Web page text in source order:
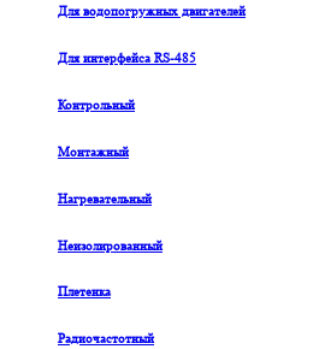
Для водопогружных двигателей
Для интерфейса RS-485
Контрольный
Монтажный
Нагревательный
Неизолированный
Плетенка
Радиочастотный